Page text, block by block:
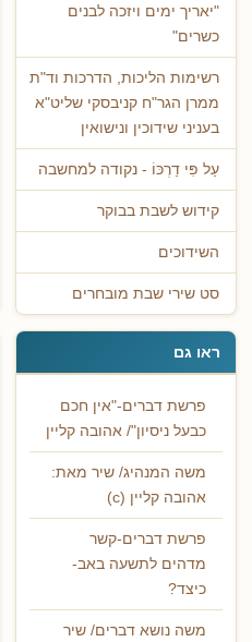
"יאריך ימים ויזכה לבנים
כשרים"
רשימות הליכות, הדרכות וד"ת
ממרן הגר"ח קניבסקי שליט"א
בעניני שידוכין ונישואין
עַל פִּי דַרְכּוֹ - נקודה למחשבה
קידוש לשבת בבוקר
השידוכים
סט שירי שבת מובחרים
ראו גם
פרשת דברים-"אין חכם
כבעל ניסיון"/ אהובה קליין
משה המנהיג/ שיר מאת:
אהובה קליין (c)
פרשת דברים-קשר
מדהים לתשעה באב-
כיצד?
משה נושא דברים/ שיר